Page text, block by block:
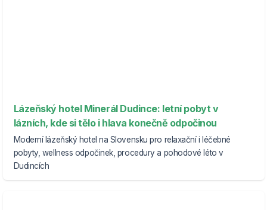
Lázeňský hotel Minerál Dudince: letní pobyt v
lázních, kde si tělo i hlava konečně odpočinou
Moderní lázeňský hotel na Slovensku pro relaxační i léčebné
pobyty, wellness odpočinek, procedury a pohodové léto v
Dudincích